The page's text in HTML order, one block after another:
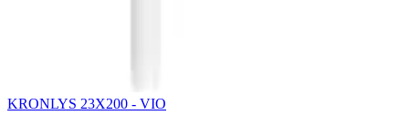
KRONLYS 23X200 - VIO